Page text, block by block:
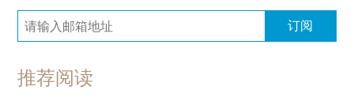
订阅
推荐阅读